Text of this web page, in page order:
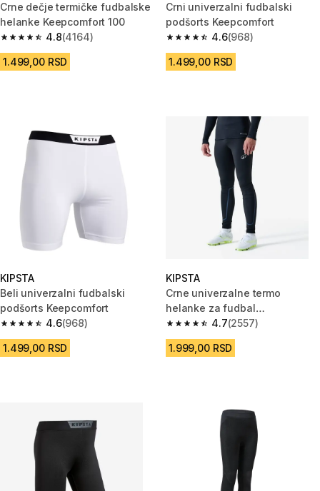
Crne dečje termičke fudbalske
helanke Keepcomfort 100
4.8
4.8 od 5 zvezdica from 4164 Recenzije
(4164)
1.499,00 RSD
Crni univerzalni fudbalski
podšorts Keepcomfort
4.6
4.6 od 5 zvezdica from 968
(968)
1.499,00 RSD
KIPSTA
Beli univerzalni fudbalski
podšorts Keepcomfort
4.6
4.6 od 5 zvezdica from 968 Recenzije
(968)
1.499,00 RSD
KIPSTA
Crne univerzalne termo
helanke za fudbal
KEEPCOMFORT 100
4.7
4.7 od 5 zvezdica from 2557
(2557)
1.999,00 RSD